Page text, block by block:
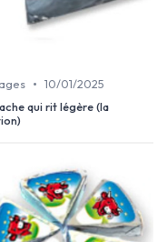
• 10/01/2025
qui rit légère (la